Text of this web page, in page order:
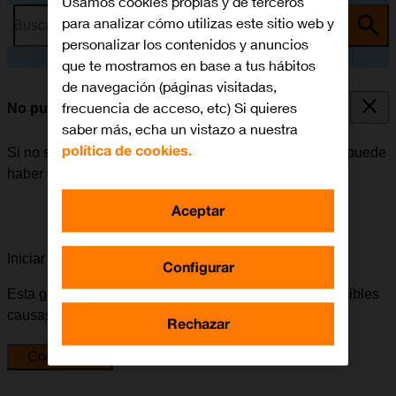
Busca por problema o tema
No puedo utilizar la función de Wi-Fi
Si no se puede utilizar la función de Wi-Fi en el móvil, puede
haber varias causas posibles al problema.
Iniciar la guía para solucionar tu problema
Esta guía te va a conducir a través de una serie de posibles
causas y soluciones al problema.
Comenzar
para analizar cómo utilizas este sitio web y
personalizar los contenidos y anuncios
que te mostramos en base a tus hábitos
de navegación (páginas visitadas,
frecuencia de acceso, etc) Si quieres
saber más, echa un vistazo a nuestra
política de cookies.
Configurar
Rechazar
Aceptar